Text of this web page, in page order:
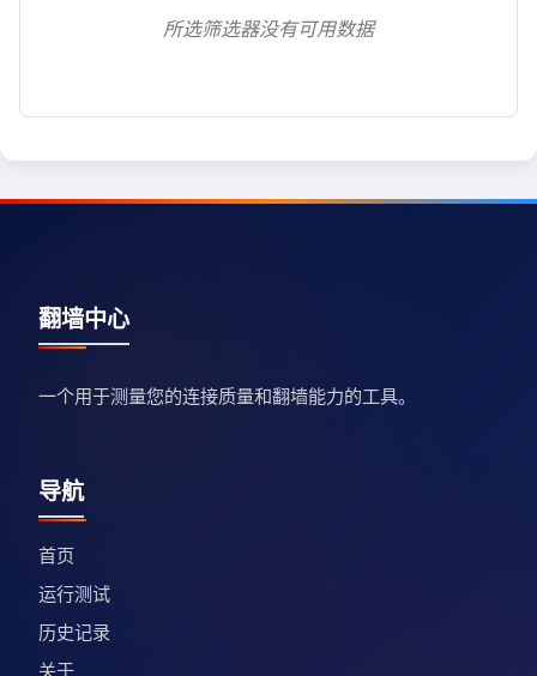
所选筛选器没有可用数据
翻墙中心
一个用于测量您的连接质量和翻墙能力的工具。
导航
首页
运行测试
历史记录
关于